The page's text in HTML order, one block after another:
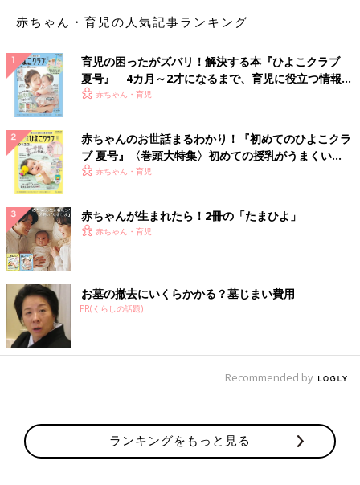
出典：Instagramアカウント「ritsuritsu_gram」
ニエコバッグ」。巾着袋がくっついていて、使わないときはコン
パクトにまとめられるようです。小さめサイズとのことで、コン
ビニでの買い物などで重宝しそうですね♪ この方は、推しのピカ
チュウ柄をチョイスしたのだとか。
使い方いろいろ！激かわポケモンが勢ぞろいの「ミ
ニジップバッグ」
赤ちゃん・育児の人気記事ランキング
育児の困ったがズバリ！解決する本『ひよこクラブ
夏号』 4カ月～2才になるまで、育児に役立つ情報が
いっぱい！
赤ちゃん・育児
赤ちゃんのお世話まるわかり！『初めてのひよこクラ
ブ 夏号』〈巻頭大特集〉初めての授乳がうまくい
く！ おっぱい・ミルクの基本と夏のトラブル 解決テ
赤ちゃん・育児
赤ちゃんが生まれたら！2冊の「たまひよ」
赤ちゃん・育児
お墓の撤去にいくらかかる？墓じまい費用
PR(くらしの話題)
Recommended by
ランキングをもっと見る